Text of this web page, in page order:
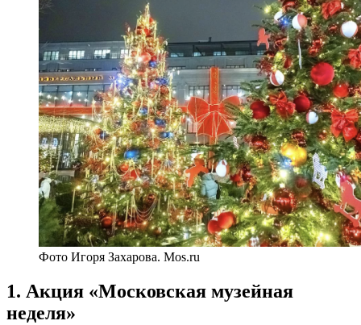
Фото Игоря Захарова. Mos.ru
1. Акция «Московская музейная
неделя»